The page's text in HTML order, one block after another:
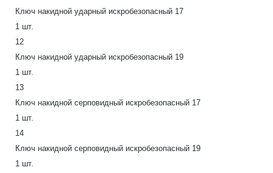
Ключ накидной ударный искробезопасный 17
1 шт.
12
Ключ накидной ударный искробезопасный 19
1 шт.
13
Ключ накидной серповидный искробезопасный 17
1 шт.
14
Ключ накидной серповидный искробезопасный 19
1 шт.